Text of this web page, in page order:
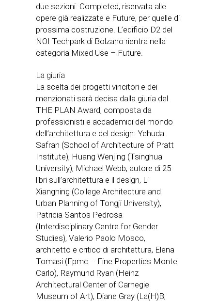
due sezioni. Completed, riservata alle
opere già realizzate e Future, per quelle di
prossima costruzione. L’edificio D2 del
NOI Techpark di Bolzano rientra nella
categoria Mixed Use – Future.
La giuria
La scelta dei progetti vincitori e dei
menzionati sarà decisa dalla giuria del
THE PLAN Award, composta da
professionisti e accademici del mondo
dell’architettura e del design: Yehuda
Safran (School of Architecture of Pratt
Institute), Huang Wenjing (Tsinghua
University), Michael Webb, autore di 25
libri sull’architettura e il design, Li
Xiangning (College Architecture and
Urban Planning of Tongji University),
Patricia Santos Pedrosa
(Interdisciplinary Centre for Gender
Studies), Valerio Paolo Mosco,
architetto e critico di architettura, Elena
Tomasi (Fpmc – Fine Properties Monte
Carlo), Raymund Ryan (Heinz
Architectural Center of Carnegie
Museum of Art), Diane Gray (La(H)B,